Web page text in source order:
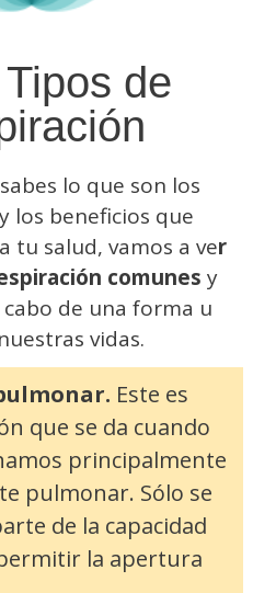
de
lo que son los
y los beneficios que
tu salud, vamos a ver
comunes y
de una forma u
vidas.
Este es
que se da cuando
principalmente
pulmonar. Sólo se
de la capacidad
la apertura